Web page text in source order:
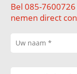
Bel 085-
nemen direct